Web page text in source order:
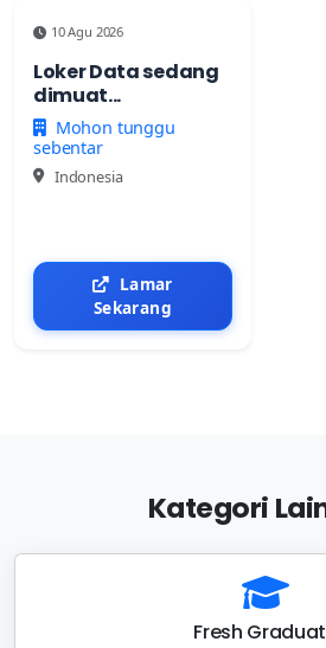
10 Agu 2026
Loker Data sedang
dimuat...
Mohon tunggu
sebentar
Indonesia
Lamar
Sekarang
Kategori
Fresh